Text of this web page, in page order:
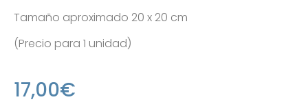
Tamaño aproximado 20 x 20 cm
(Precio para 1 unidad)
17,00€